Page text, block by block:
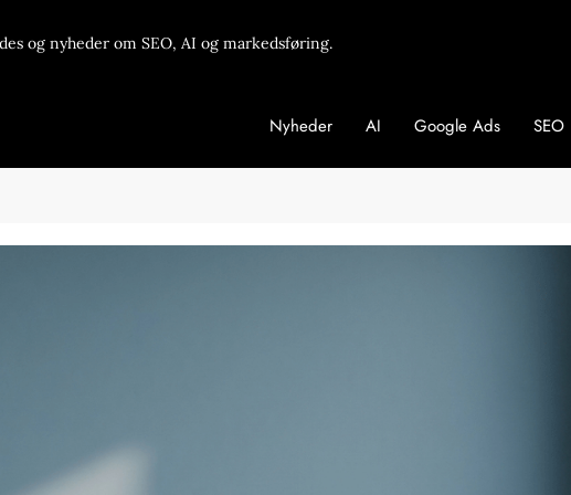
og nyheder om SEO, AI og markedsføring.
Nyheder AI Google Ads SEO